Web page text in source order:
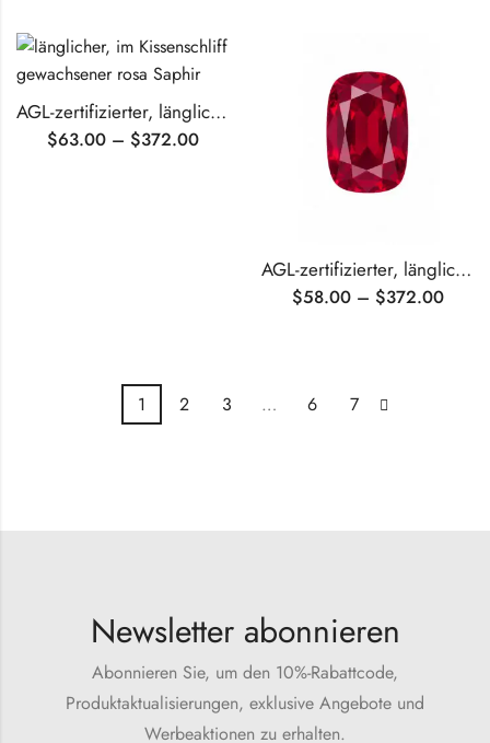
AGL-zertifizierter, länglicher, im Kissenschliff geschliffener, im Labor gezüchteter rosa Saphir
$63.00 – $372.00
AGL-zertifizierter, länglicher, im Labor gezüchteter Rubin im Kissenschliff
$58.00 – $372.00
1 2 3 … 6 7
Newsletter abonnieren
Abonnieren Sie, um den 10%-Rabattcode,
Produktaktualisierungen, exklusive Angebote und
Werbeaktionen zu erhalten.